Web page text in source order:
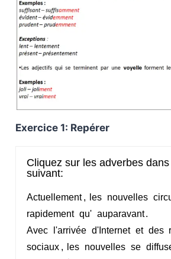
Exercice 1: Repérer